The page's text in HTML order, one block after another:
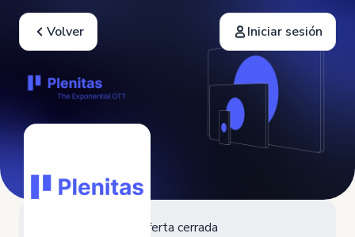
Volver Iniciar sesión
Oferta cerrada